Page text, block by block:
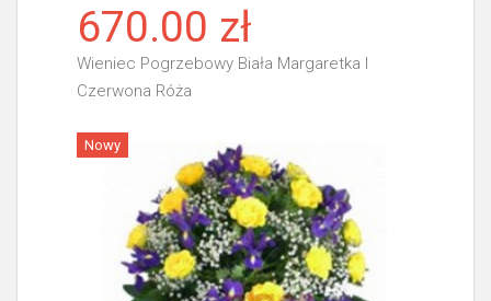
670.00 zł
Wieniec Pogrzebowy Biała Margaretka I
Czerwona Róża
Więcej
Nowy